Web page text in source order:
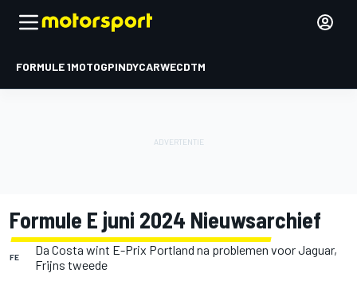
FORMULE 1MOTOGPINDYCARWECDTM
Formule E juni 2024 Nieuwsarchief
FE
Da Costa wint E-Prix Portland na problemen voor Jaguar,
Frijns tweede